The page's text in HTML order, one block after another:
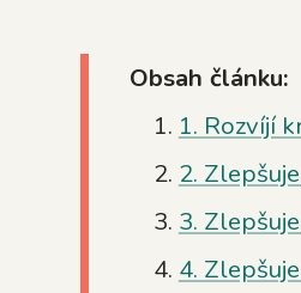
Obsah článku:
1. Rozvíjí
2.
3.
4.